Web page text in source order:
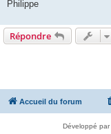
Philippe
Répondre
Accueil du forum
Développé par